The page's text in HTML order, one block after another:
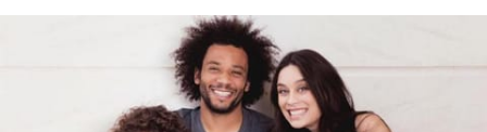
سياسة ناس
إقتصاد فن
رياضة